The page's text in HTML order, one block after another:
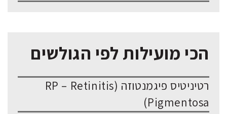
הכי מועילות לפי הגולשים
רטיניטיס פיגמנטוזה (RP – Retinitis
Pigmentosa)